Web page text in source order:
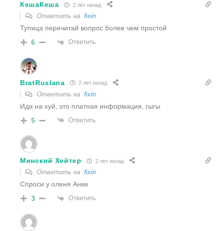
КешаКеша 2 лет назад
Ответить на fixin
Тупица перечитай вопрос более чем простой
6 Ответить
BratRuslana 2 лет назад
Ответить на fixin
Иди на хуй, это платная информация, гыгы
5 Ответить
Минский Хейтер 2 лет назад
Ответить на fixin
Спроси у оленя Анки
3 Ответить